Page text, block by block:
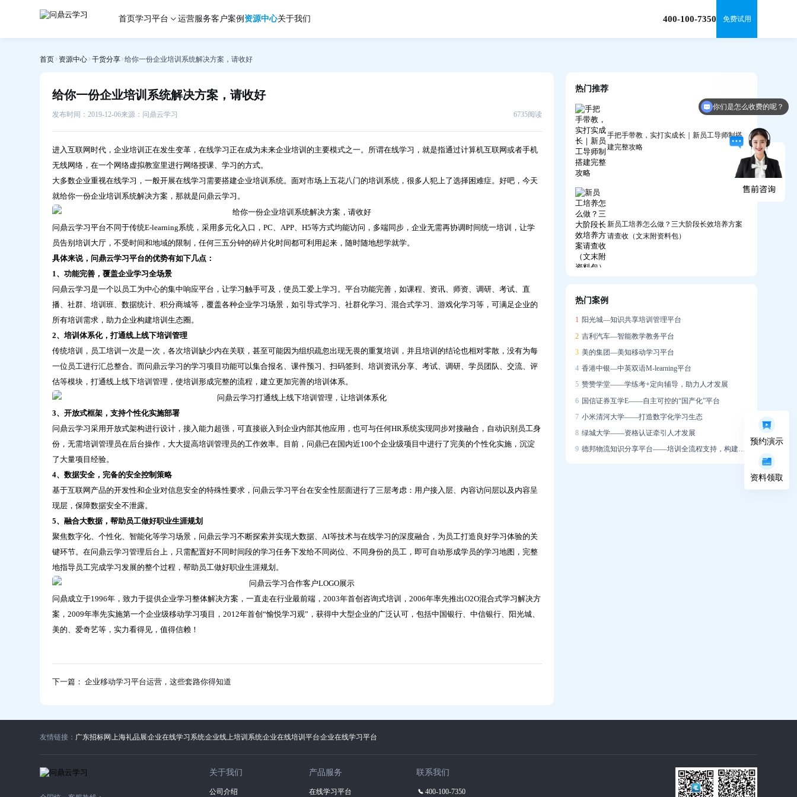
首页学习平台 运营服务客户案例 资源中心关于我们 400-100-7350 免费试用
首页 资源中心 干货分享 给你一份企业培训系统解决方案，请收好
给你一份企业培训系统解决方案，请收好
发布时间：2019-12-06来源：问鼎云学习 6735阅读
进入互联网时代，企业培训正在发生变革，在线学习正在成为未来企业培训的主要模式之一。所谓在线学习，就是指通过计算机互联网或者手机
无线网络，在一个网络虚拟教室里进行网络授课、学习的方式。
大多数企业重视在线学习，一般开展在线学习需要搭建企业培训系统。面对市场上五花八门的培训系统，很多人犯上了选择困难症。好吧，今天
就给你一份企业培训系统解决方案，那就是问鼎云学习。
问鼎云学习平台不同于传统E-learning系统，采用多元化入口，PC、APP、H5等方式均能访问，多端同步，企业无需再协调时间统一培训，让学
员告别培训大厅，不受时间和地域的限制，任何三五分钟的碎片化时间都可利用起来，随时随地想学就学。
具体来说，问鼎云学习平台的优势有如下几点：
1、功能完善，覆盖企业学习全场景
问鼎云学习是一个以员工为中心的集中响应平台，让学习触手可及，使员工爱上学习。平台功能完善，如课程、资讯、师资、调研、考试、直
播、社群、培训班、数据统计、积分商城等，覆盖各种企业学习场景，如引导式学习、社群化学习、混合式学习、游戏化学习等，可满足企业的
所有培训需求，助力企业构建培训生态圈。
2、培训体系化，打通线上线下培训管理
传统培训，员工培训一次是一次，各次培训缺少内在关联，甚至可能因为组织疏忽出现无畏的重复培训，并且培训的结论也相对零散，没有为每
一位员工进行汇总整合。而问鼎云学习的学习项目功能可以集合报名、课件预习、扫码签到、培训资讯分享、考试、调研、学员团队、交流、评
估等模块，打通线上线下培训管理，使培训形成完整的流程，建立更加完善的培训体系。
3、开放式框架，支持个性化实施部署
问鼎云学习采用开放式架构进行设计，接入能力超强，可直接嵌入到企业内部其他应用，也可与任何HR系统实现同步对接融合，自动识别员工身
份，无需培训管理员在后台操作，大大提高培训管理员的工作效率。目前，问鼎已在国内近100个企业级项目中进行了完美的个性化实施，沉淀
了大量项目经验。
4、数据安全，完备的安全控制策略
基于互联网产品的开发性和企业对信息安全的特殊性要求，问鼎云学习平台在安全性层面进行了三层考虑：用户接入层、内容访问层以及内容呈
现层，保障数据安全不泄露。
5、融合大数据，帮助员工做好职业生涯规划
聚焦数字化、个性化、智能化等学习场景，问鼎云学习不断探索并实现大数据、AI等技术与在线学习的深度融合，为员工打造良好学习体验的关
键环节。在问鼎云学习管理后台上，只需配置好不同时间段的学习任务下发给不同岗位、不同身份的员工，即可自动形成学员的学习地图，完整
地指导员工完成学习发展的整个过程，帮助员工做好职业生涯规划。
问鼎成立于1996年，致力于提供企业学习整体解决方案，一直走在行业最前端，2003年首创咨询式培训，2006年率先推出O2O混合式学习解决方
案，2009年率先实施第一个企业级移动学习项目，2012年首创“愉悦学习观”，获得中大型企业的广泛认可，包括中国银行、中信银行、阳光城、
美的、爱奇艺等，实力看得见，值得信赖！
下一篇： 企业移动学习平台运营，这些套路你得知道
热门推荐
手把手带教，实打实成长｜新员工导师制搭
建完整攻略
新员工培养怎么做？三大阶段长效培养方案
请查收（文末附资料包）
快速成长？
销售能力增长「看得见」
热门案例
1 阳光城—知识共享培训管理平台
2 吉利汽车—智能教学教务平台
3 美的集团—美知移动学习平台
4 香港中银—中英双语M-learning平台
5 赞赞学堂——学练考+定向辅导，助力人才发展
6 国信证券互学E——自主可控的“国产化”平台
7 小米清河大学——打造数字化学习生态
8 绿城大学——资格认证牵引人才发展
9 德邦物流知识分享平台——培训全流程支持，构建学习社区
友情链接： 广东招标网 上海礼品展企业在线学习系统企业线上培训系统企业在线培训平台企业在线学习平台
关于我们
公司介绍
产品服务
在线学习平台
联系我们
400-100-7350
预约演示
资料领取
你们是怎么收费的呢？